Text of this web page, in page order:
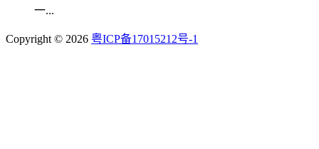
一...
Copyright © 2026 粤ICP备17015212号-1